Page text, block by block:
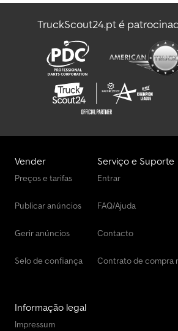
TruckScout24.pt é
Vender
Preços e tarifas
Publicar anúncios
Gerir anúncios
Selo de confiança
Serviço e Suporte
Entrar
FAQ/Ajuda
Contacto
Contrato de compra
Informação legal
Impressum